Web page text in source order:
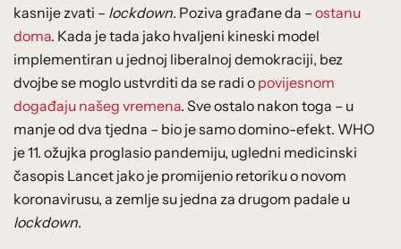
kasnije zvati – lockdown. Poziva građane da – ostanu
doma. Kada je tada jako hvaljeni kineski model
implementiran u jednoj liberalnoj demokraciji, bez
dvojbe se moglo ustvrditi da se radi o povijesnom
događaju našeg vremena. Sve ostalo nakon toga – u
manje od dva tjedna – bio je samo domino-efekt. WHO
je 11. ožujka proglasio pandemiju, ugledni medicinski
časopis Lancet jako je promijenio retoriku o novom
koronavirusu, a zemlje su jedna za drugom padale u
lockdown.